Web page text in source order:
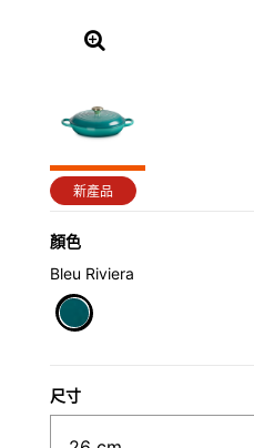
新產品
顏色
Bleu Riviera
尺寸